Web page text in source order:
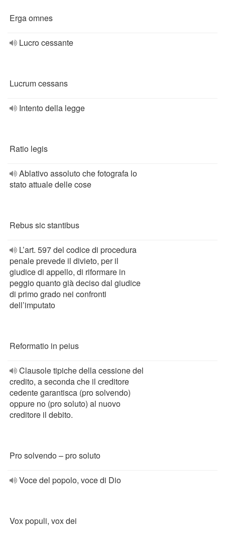
Erga omnes
Lucro cessante
Lucrum cessans
Intento della legge
Ratio legis
Ablativo assoluto che fotografa lo
stato attuale delle cose
Rebus sic stantibus
L’art. 597 del codice di procedura
penale prevede il divieto, per il
giudice di appello, di riformare in
peggio quanto già deciso dal giudice
di primo grado nei confronti
dell’imputato
Reformatio in peius
Clausole tipiche della cessione del
credito, a seconda che il creditore
cedente garantisca (pro solvendo)
oppure no (pro soluto) al nuovo
creditore il debito.
Pro solvendo – pro soluto
Voce del popolo, voce di Dio
Vox populi, vox dei